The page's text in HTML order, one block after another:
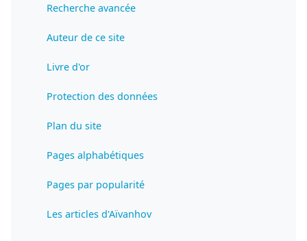
Recherche avancée
Auteur de ce site
Livre d'or
Protection des données
Plan du site
Pages alphabétiques
Pages par popularité
Les articles d'Aïvanhov